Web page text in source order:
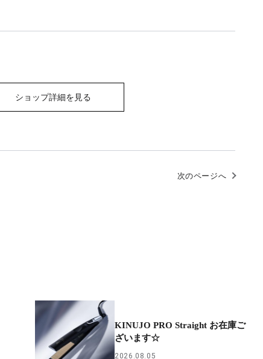
ショップ詳細を見る
次のページへ
KINUJO PRO Straight お在庫ご
ざいます☆
2026.08.05